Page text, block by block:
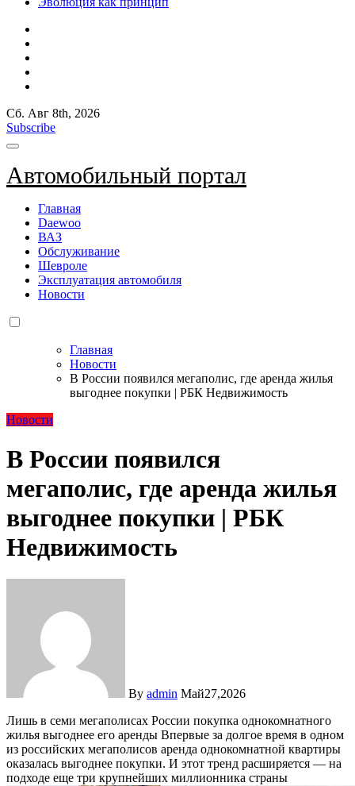
Сб. Авг 8th, 2026
Subscribe
Автомобильный портал
Главная
Daewoo
ВАЗ
Обслуживание
Шевроле
Эксплуатация автомобиля
Новости
Главная
Новости
В России появился мегаполис, где аренда жилья
выгоднее покупки | РБК Недвижимость
Новости
В России появился
мегаполис, где аренда жилья
выгоднее покупки | РБК
Недвижимость
By admin Май27,2026
Лишь в семи мегаполисах России покупка однокомнатного
жилья выгоднее его аренды Впервые за долгое время в одном
из российских мегаполисов аренда однокомнатной квартиры
оказалась выгоднее покупки. И этот тренд расширяется — на
подходе еще три крупнейших миллионника страны